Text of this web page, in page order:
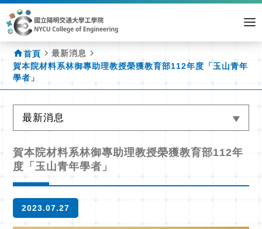
home首頁 navigate_next最新消息 navigate_next
賀本院材料系林御專助理教授榮獲教育部112年度「玉山青年
學者」
最新消息
賀本院材料系林御專助理教授榮獲教育部112年
度「玉山青年學者」
2023.07.27